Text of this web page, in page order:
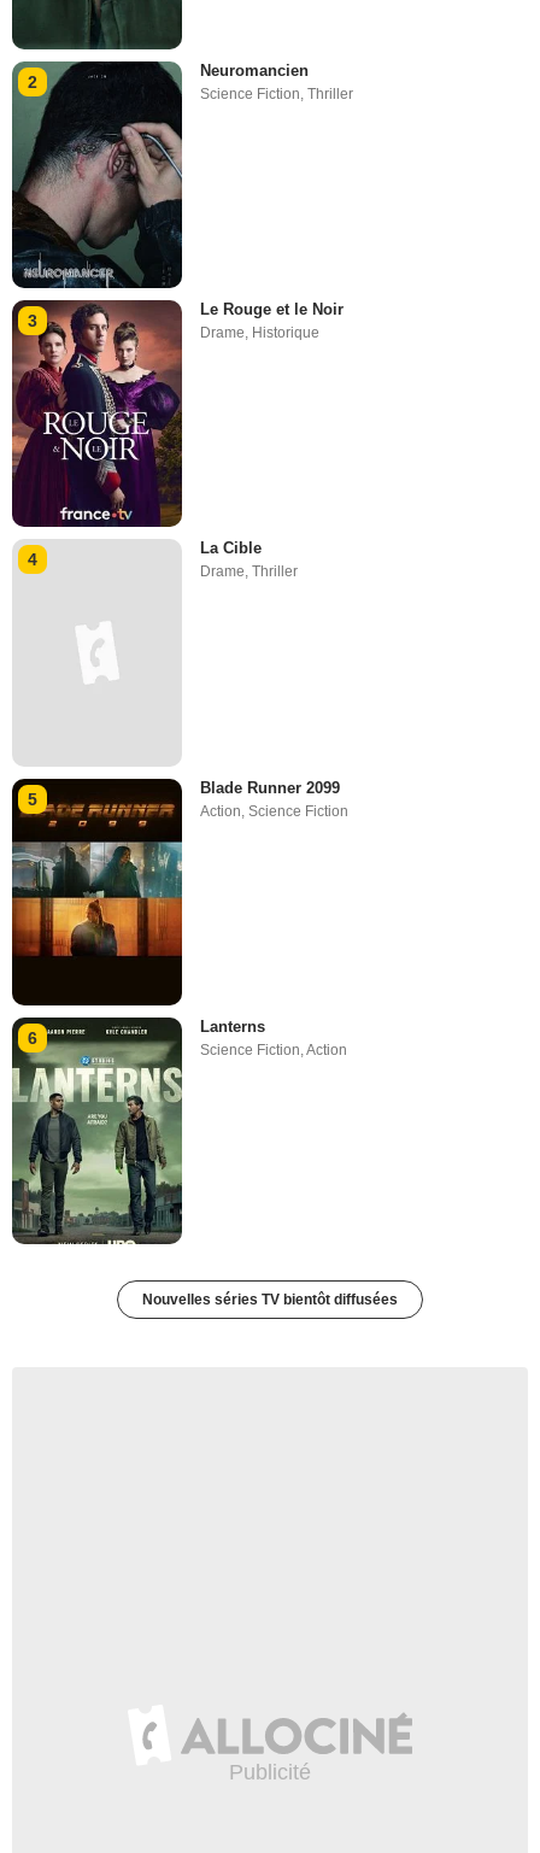
2
Neuromancien
Science Fiction ,Thriller
3
Le Rouge et le Noir
Drame, Historique
4
La Cible
Drame,Thriller
5
Blade Runner 2099
Action ,Science Fiction
6
Lanterns
Science Fiction,Action
Nouvelles séries TV bientôt diffusées